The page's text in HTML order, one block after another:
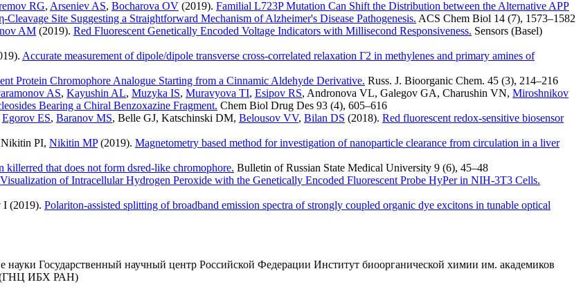
RG, Arseniev AS, Bocharova OV (2019). Familial L723P Mutation Can Shift the Distribution between the Alternative APP
Site Suggesting a Straightforward Mechanism of Alzheimer's Disease Pathogenesis. ACS Chem Biol 14 (7), 1573–1582
AM (2019). Red Fluorescent Genetically Encoded Voltage Indicators with Millisecond Responsiveness. Sensors (Basel)
Accurate measurement of dipole/dipole transverse cross-correlated relaxation Γ2 in methylenes and primary amines of
Protein Chromophore Analogue Starting from a Cinnamic Aldehyde Derivative. Russ. J. Bioorganic Chem. 45 (3), 214–216
AS, Kayushin AL, Muzyka IS, Muravyova TI, Esipov RS, Andronova VL, Galegov GA, Charushin VN, Miroshnikov
Bearing a Chiral Benzoxazine Fragment. Chem Biol Drug Des 93 (4), 605–616
Egorov ES, Baranov MS, Belle GJ, Katschinski DM, Belousov VV, Bilan DS (2018). Red fluorescent redox-sensitive biosensor
Nikitin PI, Nikitin MP (2019). Magnetometry based method for investigation of nanoparticle clearance from circulation in a liver
killerred that does not form dsred-like chromophore. Bulletin of Russian State Medical University 9 (6), 45–48
Visualization of Intracellular Hydrogen Peroxide with the Genetically Encoded Fluorescent Probe HyPer in NIH-3T3 Cells.
I (2019). Polariton-assisted splitting of broadband emission spectra of strongly coupled organic dye excitons in tunable optical
науки Государственный научный центр Российской Федерации Институт биоорганической химии им. академиков
(ГНЦ ИБХ РАН)